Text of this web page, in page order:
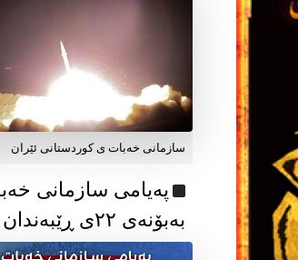
سازمانی خەبات ی کوردستانی ئێران
پەیامی سازمانی
بەبۆنەی ۲۲ی ڕێبەندان